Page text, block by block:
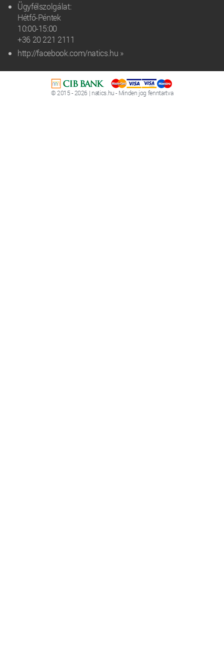
Ügyfélszolgálat:
Hétfő-Péntek
10:00-15:00
+36 20 221 2111‬
http://facebook.com/natics.hu »
© 2015 - 2026 | natics.hu - Minden jog fenntartva